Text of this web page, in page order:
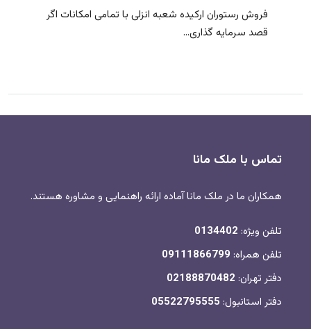
فروش رستوران ارکیده شعبه انزلی با تمامی امکانات اگر
قصد سرمایه گذاری...
تماس با ملک مانا
همکاران ما در ملک مانا آماده ارائه راهنمایی و مشاوره هستند.
تلفن ویژه: 0134402
تلفن همراه: 09111866799
دفتر تهران: 02188870482
دفتر استانبول: 05522795555